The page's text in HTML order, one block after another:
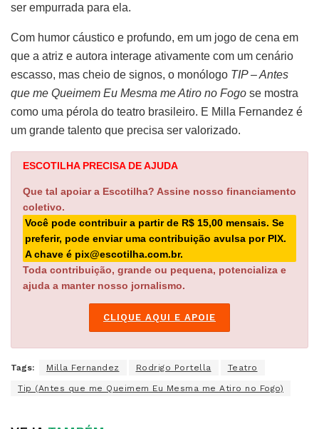
ser empurrada para ela.
Com humor cáustico e profundo, em um jogo de cena em
que a atriz e autora interage ativamente com um cenário
escasso, mas cheio de signos, o monólogo TIP – Antes
que me Queimem Eu Mesma me Atiro no Fogo se mostra
como uma pérola do teatro brasileiro. E Milla Fernandez é
um grande talento que precisa ser valorizado.
ESCOTILHA PRECISA DE AJUDA
Que tal apoiar a Escotilha? Assine nosso financiamento
coletivo.
Você pode contribuir a partir de R$ 15,00 mensais. Se
preferir, pode enviar uma contribuição avulsa por PIX.
A chave é pix@escotilha.com.br.
Toda contribuição, grande ou pequena, potencializa e
ajuda a manter nosso jornalismo.
CLIQUE AQUI E APOIE
Tags: Milla Fernandez Rodrigo Portella Teatro
Tip (Antes que me Queimem Eu Mesma me Atiro no Fogo)